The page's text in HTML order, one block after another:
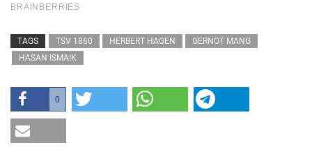
TAGS TSV 1860 HERBERT HAGEN
GERNOT MANG
HASAN ISMAIK
0